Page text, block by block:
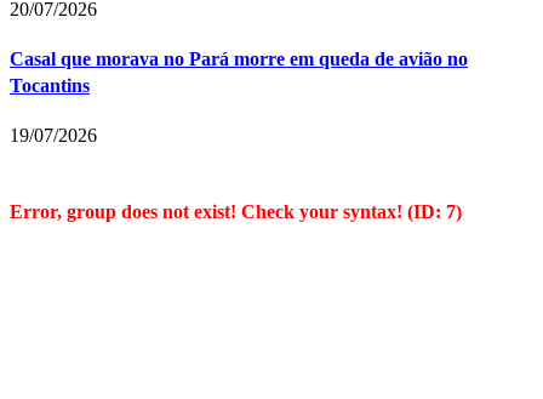
20/07/2026
Casal que morava no Pará morre em queda de avião no
Tocantins
19/07/2026
Error, group does not exist! Check your syntax! (ID: 7)